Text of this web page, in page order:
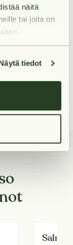
näitä
tai joita on
tiedot
toiminut
syödä